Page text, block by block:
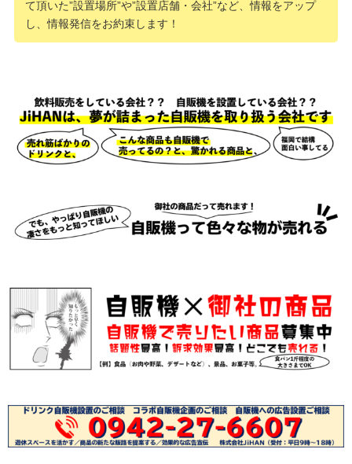
て頂いた”設置場所”や”設置店舗・会社”など、情報をアップ
し、情報発信をお約束します！